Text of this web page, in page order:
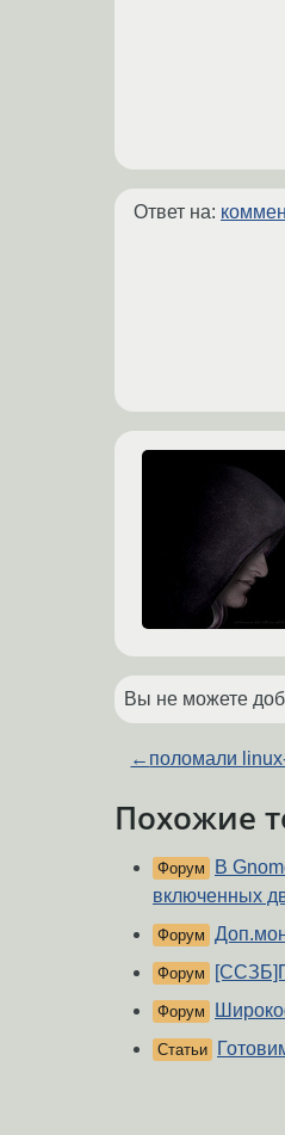
Ответ на:
Вы не можете
← поломали
Похожие
Форум
В
включенных
Форум
Форум
Форум
Статьи